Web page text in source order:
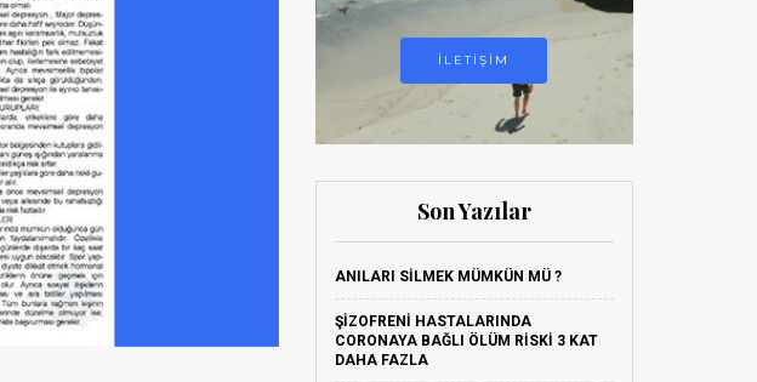
ILETIŞIM
Son Yazılar
ANILARI SILMEK MÜMKÜN MÜ ?
ŞIZOFRENI HASTALARINDA
CORONAYA BAĞLI ÖLÜM RISKI 3 KAT
DAHA FAZLA